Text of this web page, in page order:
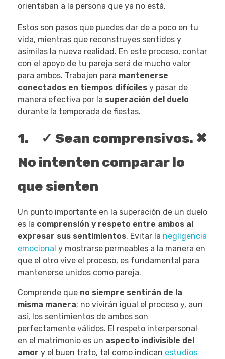
orientaban a la persona que ya no está.
Estos son pasos que puedes dar de a poco en tu
vida, mientras que reconstruyes sentidos y
asimilas la nueva realidad. En este proceso, contar
con el apoyo de tu pareja será de mucho valor
para ambos. Trabajen para mantenerse
conectados en tiempos difíciles y pasar de
manera efectiva por la superación del duelo
durante la temporada de fiestas.
1. ✓ Sean comprensivos. ✖
No intenten comparar lo
que sienten
Un punto importante en la superación de un duelo
es la comprensión y respeto entre ambos al
expresar sus sentimientos. Evitar la negligencia
emocional y mostrarse permeables a la manera en
que el otro vive el proceso, es fundamental para
mantenerse unidos como pareja.
Comprende que no siempre sentirán de la
misma manera; no vivirán igual el proceso y, aun
así, los sentimientos de ambos son
perfectamente válidos. El respeto interpersonal
en el matrimonio es un aspecto indivisible del
amor y el buen trato, tal como indican estudios